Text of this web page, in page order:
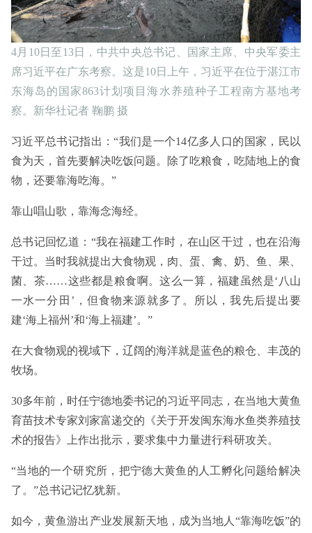
4月10日至13日，中共中央总书记、国家主席、中央军委主
席习近平在广东考察。这是10日上午，习近平在位于湛江市
东海岛的国家863计划项目海水养殖种子工程南方基地考
察。新华社记者 鞠鹏 摄
习近平总书记指出：“我们是一个14亿多人口的国家，民以
食为天，首先要解决吃饭问题。除了吃粮食，吃陆地上的食
物，还要靠海吃海。”
靠山唱山歌，靠海念海经。
总书记回忆道：“我在福建工作时，在山区干过，也在沿海
干过。当时我就提出大食物观，肉、蛋、禽、奶、鱼、果、
菌、茶……这些都是粮食啊。这么一算，福建虽然是‘八山
一水一分田’，但食物来源就多了。所以，我先后提出要
建‘海上福州’和‘海上福建’。”
在大食物观的视域下，辽阔的海洋就是蓝色的粮仓、丰茂的
牧场。
30多年前，时任宁德地委书记的习近平同志，在当地大黄鱼
育苗技术专家刘家富递交的《关于开发闽东海水鱼类养殖技
术的报告》上作出批示，要求集中力量进行科研攻关。
“当地的一个研究所，把宁德大黄鱼的人工孵化问题给解决
了。”总书记记忆犹新。
如今，黄鱼游出产业发展新天地，成为当地人“靠海吃饭”的